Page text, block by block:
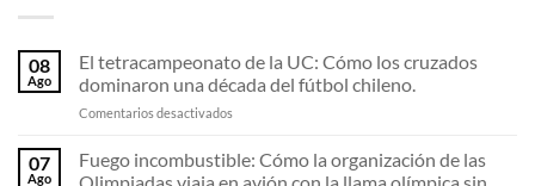
08
Ago
El tetracampeonato de la UC: Cómo los cruzados
dominaron una década del fútbol chileno.
Comentarios desactivados
tetracampeonato
07
Ago
Fuego incombustible: Cómo la organización de las